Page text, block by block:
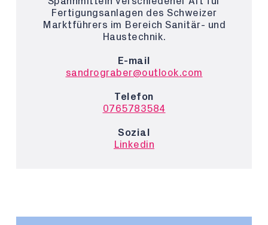
Fertigungsanlagen des Schweizer
Marktführers im Bereich Sanitär- und
Haustechnik.
E-mail
sandrograber@outlook.com
Telefon
0765783584
Sozial
Linkedin